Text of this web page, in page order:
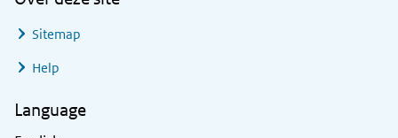
Sitemap
Help
Language